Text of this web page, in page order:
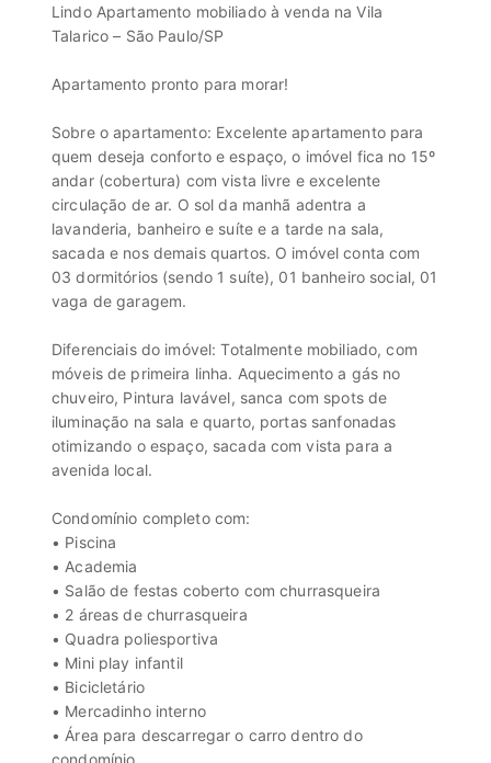
Lindo Apartamento mobiliado à venda na Vila
Talarico – São Paulo/SP
Apartamento pronto para morar!
Sobre o apartamento: Excelente apartamento para
quem deseja conforto e espaço, o imóvel fica no 15º
andar (cobertura) com vista livre e excelente
circulação de ar. O sol da manhã adentra a
lavanderia, banheiro e suíte e a tarde na sala,
sacada e nos demais quartos. O imóvel conta com
03 dormitórios (sendo 1 suíte), 01 banheiro social, 01
vaga de garagem.
Diferenciais do imóvel: Totalmente mobiliado, com
móveis de primeira linha. Aquecimento a gás no
chuveiro, Pintura lavável, sanca com spots de
iluminação na sala e quarto, portas sanfonadas
otimizando o espaço, sacada com vista para a
avenida local.
Condomínio completo com:
• Piscina
• Academia
• Salão de festas coberto com churrasqueira
• 2 áreas de churrasqueira
• Quadra poliesportiva
• Mini play infantil
• Bicicletário
• Mercadinho interno
• Área para descarregar o carro dentro do
condomínio